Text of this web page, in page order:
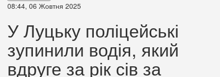
08:44, 06 Жовтня 2025
У Луцьку поліцейські
зупинили водія, який
вдруге за рік сів за